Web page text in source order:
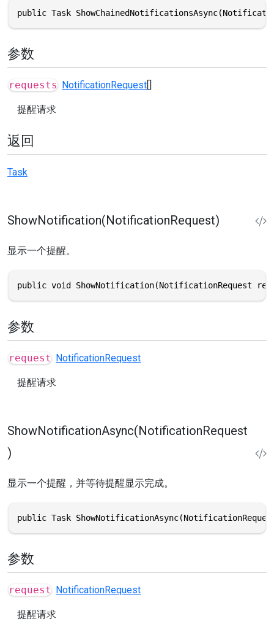
public Task
参数
requests NotificationRequest
提醒请求
返回
Task
ShowNotification(NotificationRequest)
显示一个提醒。
public void ShowNotification(NotificationRequest
参数
request NotificationRequest
提醒请求
ShowNotificationAsync(NotificationRequest
)
显示一个提醒，并等待提醒显示完成。
public Task
参数
request NotificationRequest
提醒请求